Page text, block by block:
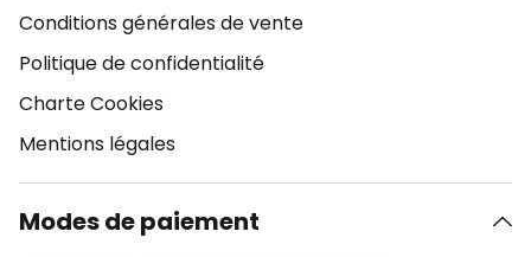
Conditions générales de vente
Politique de confidentialité
Charte Cookies
Mentions légales
Modes de paiement